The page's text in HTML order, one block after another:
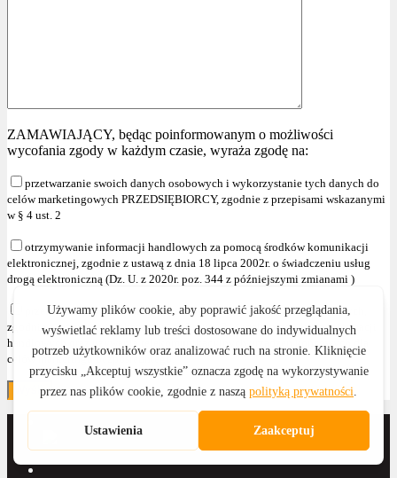
ZAMAWIAJĄCY, będąc poinformowanym o możliwości
wycofania zgody w każdym czasie, wyraża zgodę na:
przetwarzanie swoich danych osobowych i wykorzystanie tych danych do
celów marketingowych PRZEDSIĘBIORCY, zgodnie z przepisami wskazanymi
w § 4 ust. 2
otrzymywanie informacji handlowych za pomocą środków komunikacji
elektronicznej, zgodnie z ustawą z dnia 18 lipca 2002r. o świadczeniu usług
drogą elektroniczną (Dz. U. z 2020r. poz. 344 z późniejszymi zmianami )
przetwarzanie swoich danych osobowych i wykorzystanie tych danych,
zgodnie z przepisami wskazanymi w § 4 ust. 2 , w celu przesyłania informacji
handlowych oraz używania telekomunikacyjnych urządzeń końcowych dla
celów marketingu bezpośredniego."